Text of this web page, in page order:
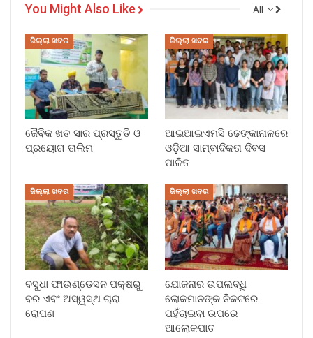
All
You Might Also Like
ଜିଲ୍ଲା ଖବର
ଜୈବିକ ଖତ ସାର ପ୍ରସ୍ତୁତି ଓ
ପ୍ରୟୋଗ ତାଲିମ
ଜିଲ୍ଲା ଖବର
ଆଇଆଇଏମସି ଢେଙ୍କାନାଳରେ
ଓଡ଼ିଆ ସାମ୍ବାଦିକତା ଦିବସ
ପାଳିତ
ଜିଲ୍ଲା ଖବର
ବସୁଧା ଫାଉଣ୍ଡେସନ ପକ୍ଷରୁ
ବର ଏବଂ ଅସ୍ୱସ୍ଥ ଚାରା
ରୋପଣ
ଜିଲ୍ଲା ଖବର
ଯୋଜନାର ଉପଲବ୍ଧି
ଲୋକମାନଙ୍କ ନିକଟରେ
ପହଁଚାଇବା ଉପରେ
ଆଲୋକପାତ